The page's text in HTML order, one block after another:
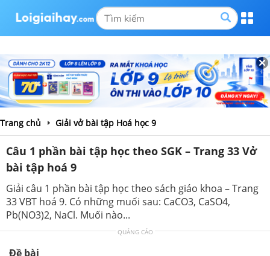
Trang chủ Giải vở bài tập Hoá học 9
Câu 1 phần bài tập học theo SGK – Trang 33 Vở
bài tập hoá 9
Giải câu 1 phần bài tập học theo sách giáo khoa – Trang
33 VBT hoá 9. Có những muối sau: CaCO3, CaSO4,
Pb(NO3)2, NaCl. Muối nào...
QUẢNG CÁO
Đề bài